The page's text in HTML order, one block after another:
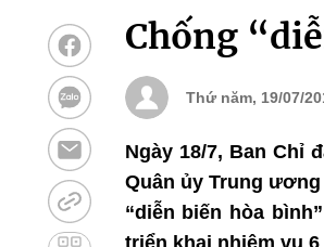
Chống
Thứ năm, 19/07/
Ngày 18/7, Ban Chỉ
Quân ủy Trung
“diễn biến hòa
triển khai nhiệm vụ